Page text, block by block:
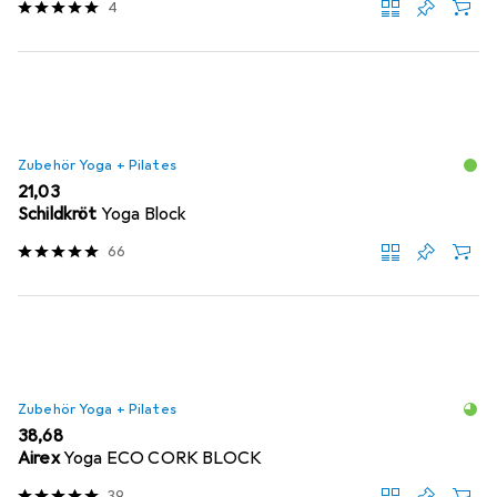
4
Zubehör Yoga + Pilates
EUR
21,03
Schildkröt Yoga Block
66
Zubehör Yoga + Pilates
EUR
38,68
AirexYoga ECO CORK BLOCK